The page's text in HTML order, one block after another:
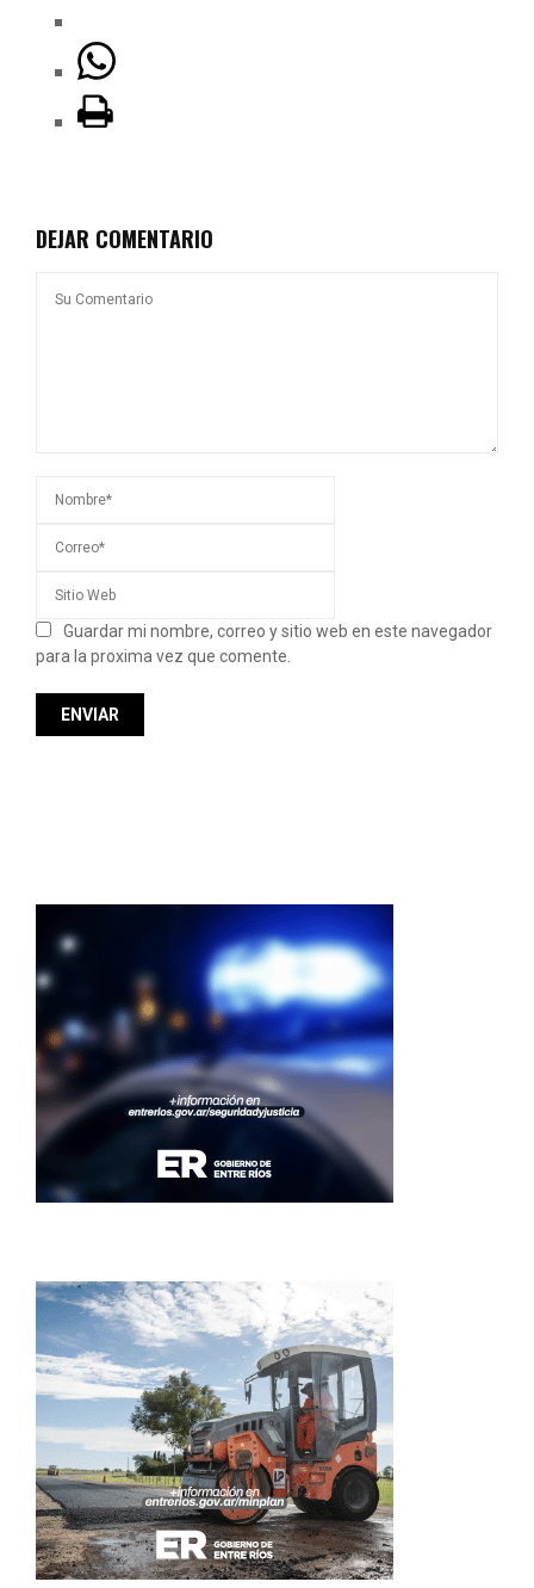
DEJAR COMENTARIO
Guardar mi nombre, correo y sitio web en este navegador
para la proxima vez que comente.